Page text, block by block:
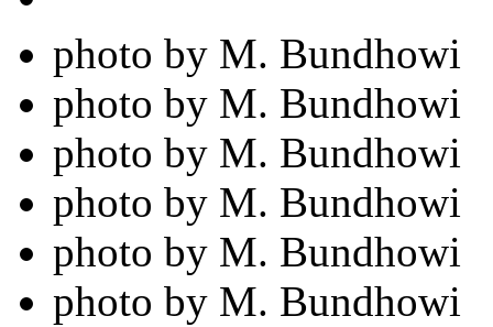
photo by M. Bundhowi
photo by M. Bundhowi
photo by M. Bundhowi
photo by M. Bundhowi
photo by M. Bundhowi
photo by M. Bundhowi